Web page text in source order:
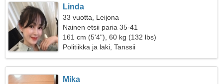
Linda
33 vuotta, Leijona
Nainen etsii paria 35-41
161 cm (5'4"), 60 kg (132 lbs)
Politiikka ja laki, Tanssii
Mika